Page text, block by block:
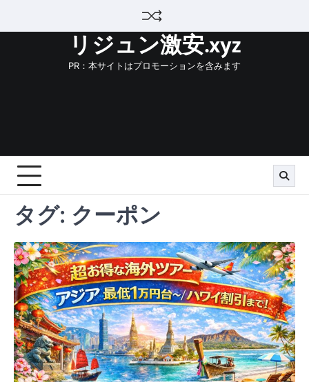
リジュン激安.xyz
PR：本サイトはプロモーションを含みます
タグ: クーポン